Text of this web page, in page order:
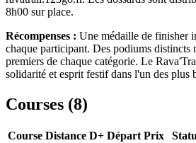
8h00 sur place.
Récompenses : Une médaille de finisher
chaque participant. Des podiums distincts
premiers de chaque catégorie. Le
solidarité et esprit festif dans l'un des plus
Courses (8)
Course Distance D+ Départ Prix